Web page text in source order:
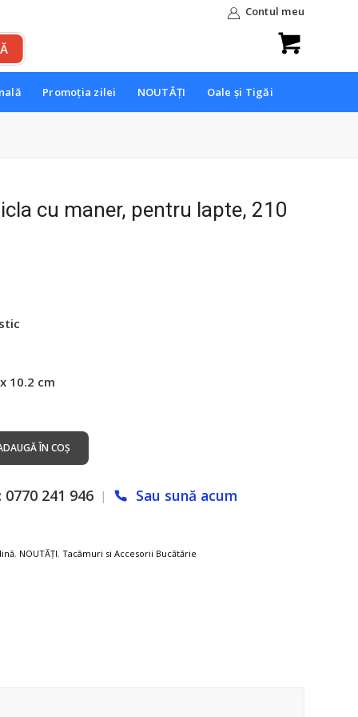
Contul meu
Promoția zilei NOUTĂȚI Oale și Tigăi
cu maner, pentru lapte, 210
lei.
10.2 cm
ÎN COȘ
0770 241 946 | Sau sună acum
, NOUTĂȚI, Tacâmuri si Accesorii Bucătărie